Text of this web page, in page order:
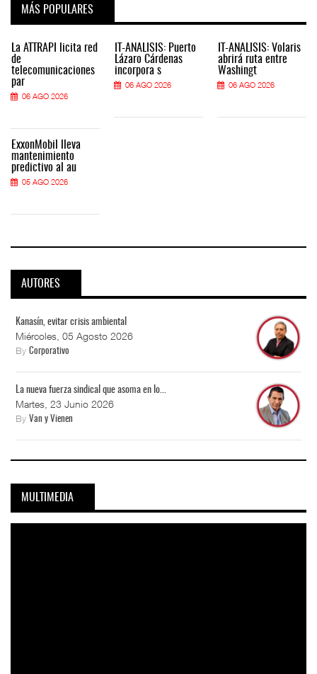
MÁS POPULARES
La ATTRAPI licita red
de
telecomunicaciones
par
06 AGO 2026
ExxonMobil lleva
mantenimiento
predictivo al au
05 AGO 2026
IT-ANÁLISIS: Puerto
Lázaro Cárdenas
incorpora s
06 AGO 2026
IT-ANÁLISIS: Volaris
abrirá ruta entre
Washingt
06 AGO 2026
AUTORES
Kanasín, evitar crisis ambiental
Miércoles, 05 Agosto 2026
By Corporativo
La nueva fuerza sindical que asoma en lo...
Martes, 23 Junio 2026
By Van y Vienen
MULTIMEDIA